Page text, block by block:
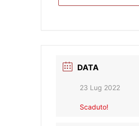
DATA
23 Lug 2022
Scaduto!